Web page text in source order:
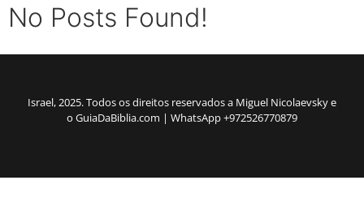
No Posts Found!
Israel, 2025. Todos os direitos reservados a Miguel Nicolaevsky e
o GuiaDaBiblia.com | WhatsApp +972526770879